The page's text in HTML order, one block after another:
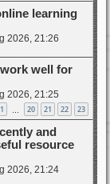
learning
2026, 21:26
well for
2026, 21:25
1 20 21 22 23
and
resource
2026, 21:24